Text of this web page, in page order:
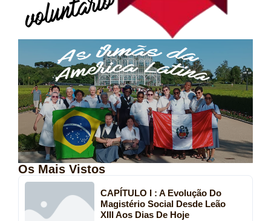
Os Mais Vistos
CAPÍTULO I : A Evolução Do
Magistério Social Desde Leão
XIII Aos Dias De Hoje